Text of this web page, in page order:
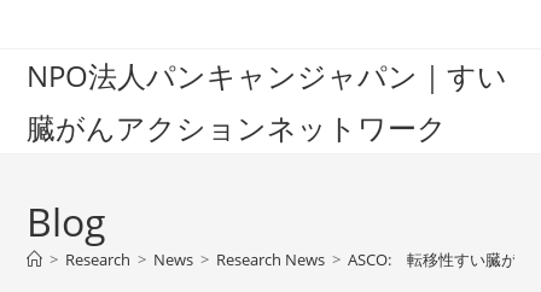
contentNPO法人パンキャンジャパン｜すい
臓がんアクションネットワーク
Blog
> Research > News > Research News > ASCO: 転移性すい臓がん